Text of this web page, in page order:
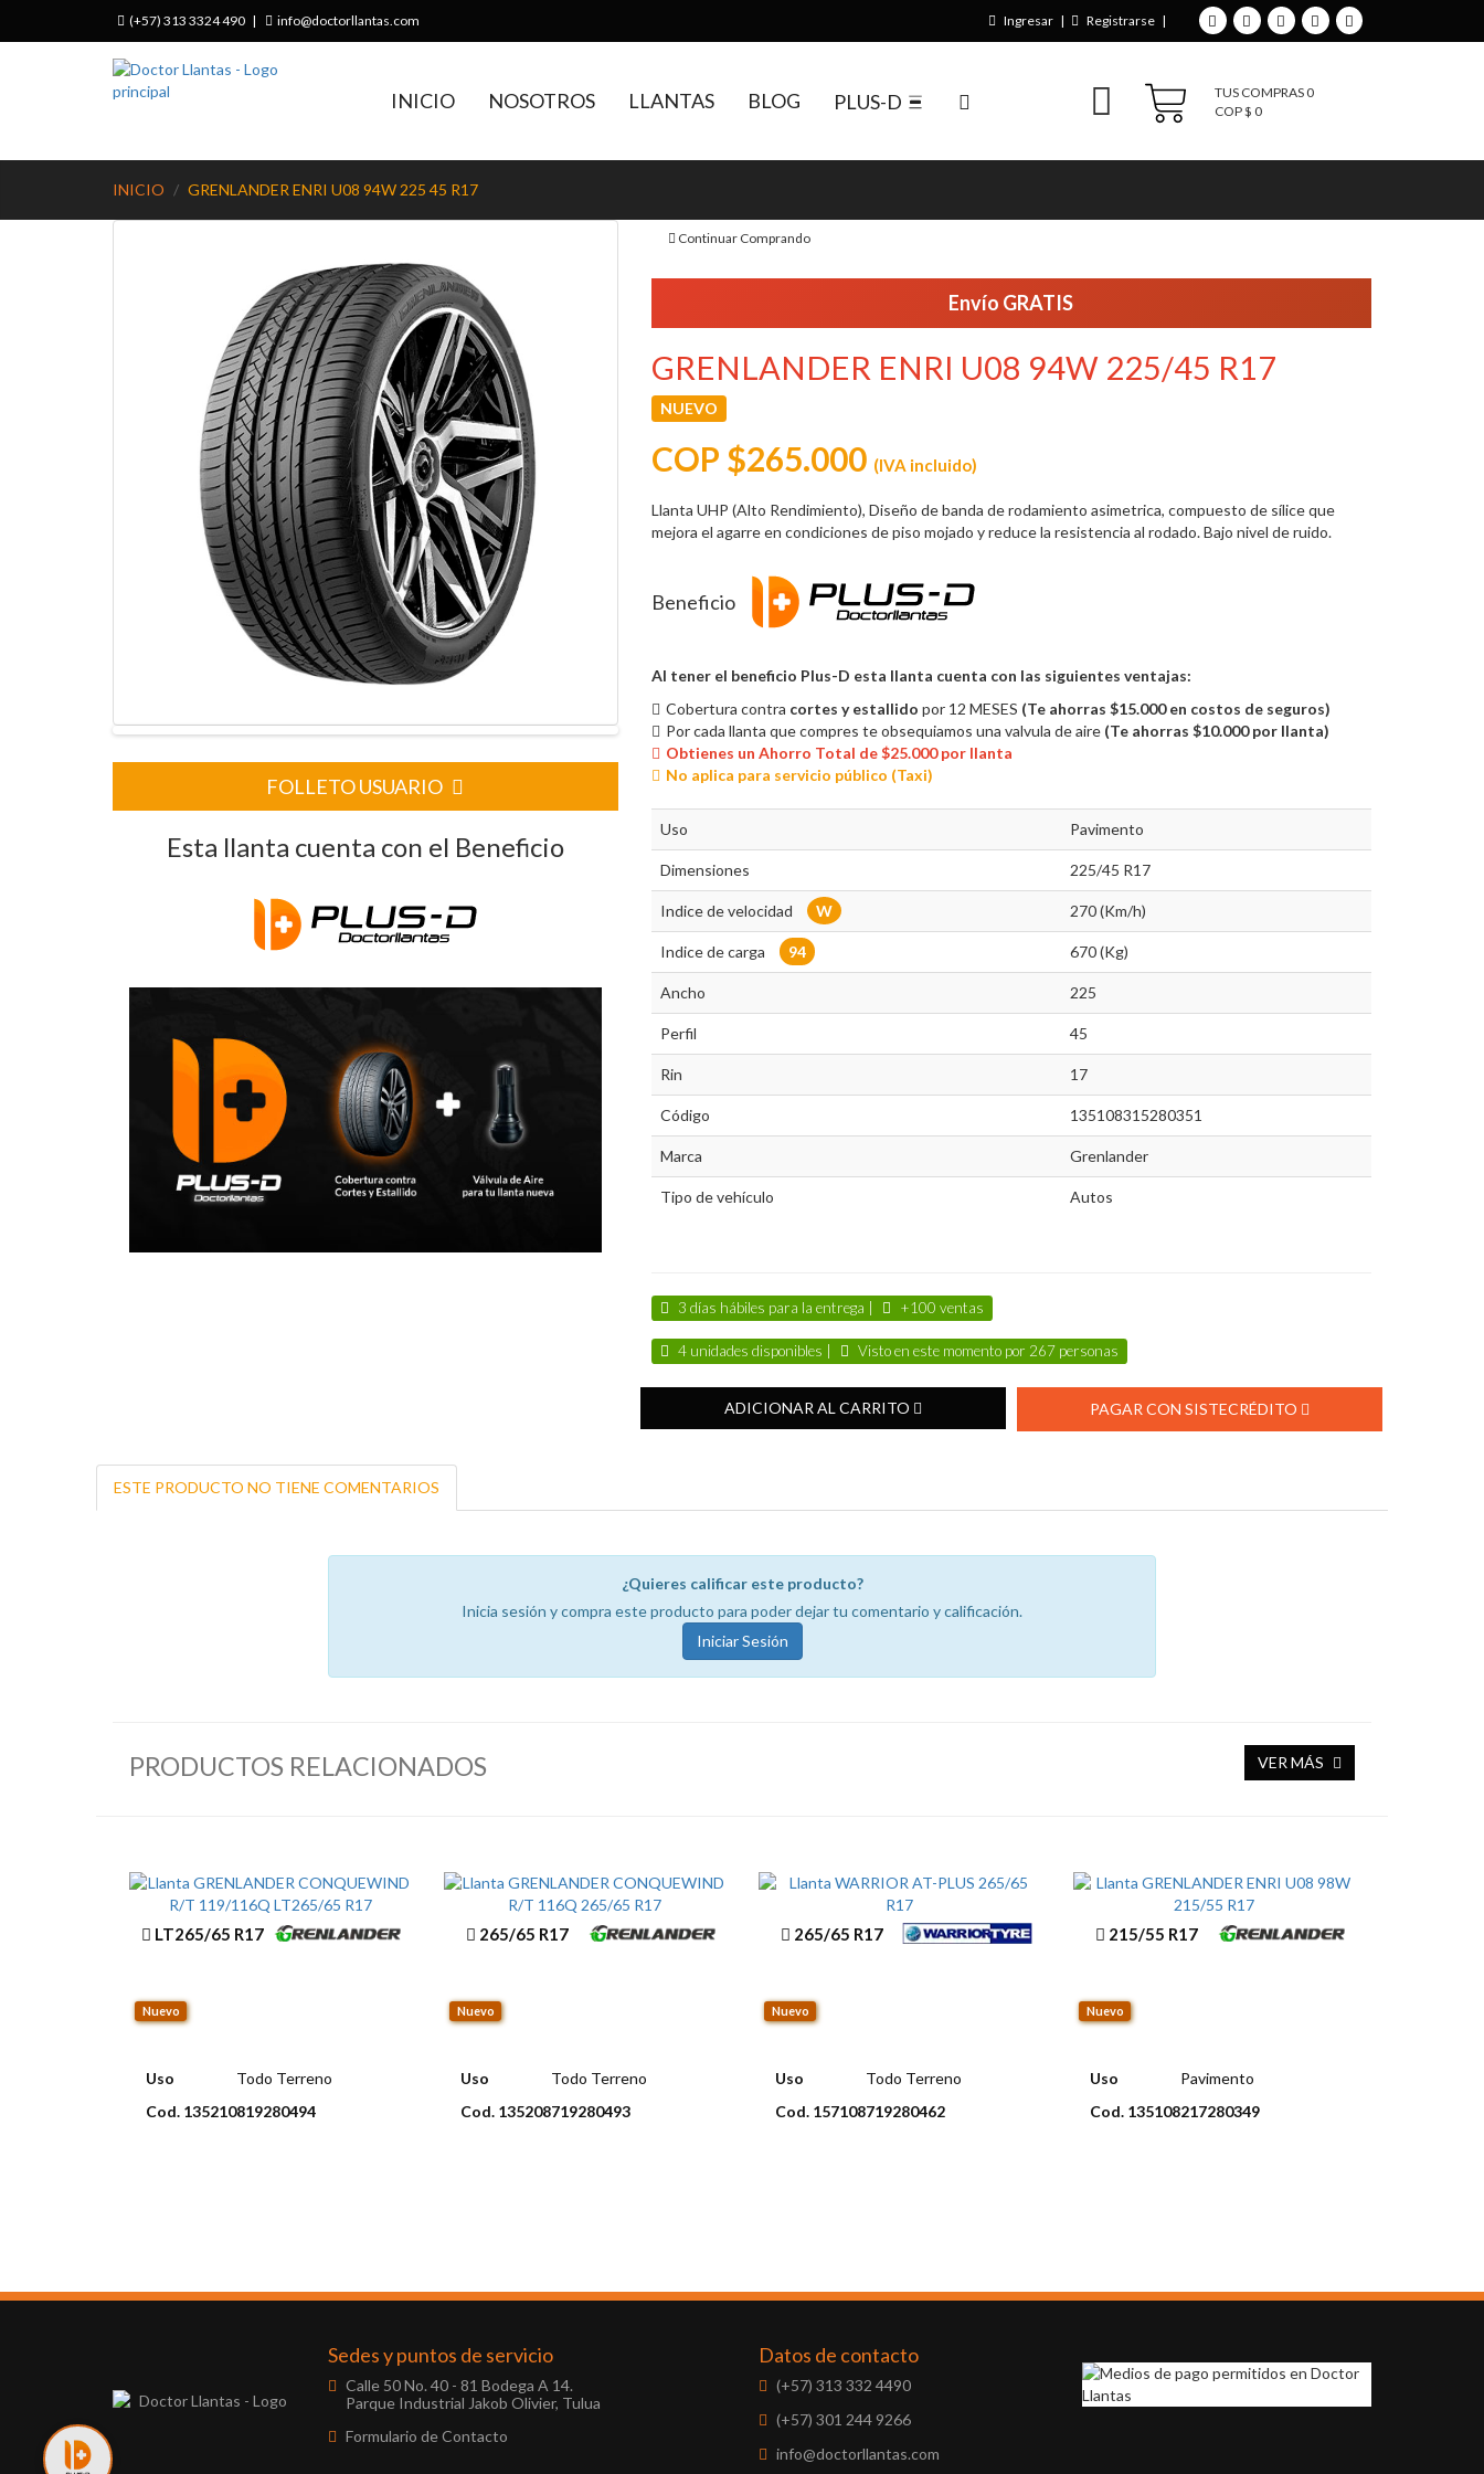
(+57) 313 3324 490 | info@doctorllantas.com Ingresar | Registrarse |
INICIO NOSOTROS LLANTAS BLOG PLUS-D TUS COMPRAS 0
COP $ 0
INICIO GRENLANDER ENRI U08 94W 225 45 R17
FOLLETO USUARIO
Esta llanta cuenta con el Beneficio
Continuar Comprando
Envío GRATIS
GRENLANDER ENRI U08 94W 225/45 R17
NUEVO
COP $265.000 (IVA incluido)
Llanta UHP (Alto Rendimiento), Diseño de banda de rodamiento asimetrica, compuesto de sílice que
mejora el agarre en condiciones de piso mojado y reduce la resistencia al rodado. Bajo nivel de ruido.
Beneficio
Al tener el beneficio Plus-D esta llanta cuenta con las siguientes ventajas:
Cobertura contra cortes y estallido por 12 MESES (Te ahorras $15.000 en costos de seguros)
Por cada llanta que compres te obsequiamos una valvula de aire (Te ahorras $10.000 por llanta)
Obtienes un Ahorro Total de $25.000 por llanta
No aplica para servicio público (Taxi)
Uso Pavimento
Dimensiones 225/45 R17
Indice de velocidad W 270 (Km/h)
Indice de carga 94 670 (Kg)
Ancho 225
Perfil 45
Rin 17
Código 135108315280351
Marca Grenlander
Tipo de vehículo Autos
3 días hábiles para la entrega | +100 ventas
4 unidades disponibles | Visto en este momento por 267 personas
ADICIONAR AL CARRITO PAGAR CON SISTECRÉDITO
ESTE PRODUCTO NO TIENE COMENTARIOS
¿Quieres calificar este producto?
Inicia sesión y compra este producto para poder dejar tu comentario y calificación.
Iniciar Sesión
PRODUCTOS RELACIONADOS VER MÁS
LT265/65 R17
Nuevo
Uso
Todo Terreno
Cod. 135210819280494
265/65 R17
Nuevo
Uso
Todo Terreno
Cod. 135208719280493
265/65 R17
Nuevo
Uso
Todo Terreno
Cod. 157108719280462
215/55 R17
Nuevo
Uso
Pavimento
Cod. 135108217280349
Sedes y puntos de servicio
Calle 50 No. 40 - 81 Bodega A 14.
Parque Industrial Jakob Olivier, Tulua
Formulario de Contacto
Datos de contacto
(+57) 313 332 4490
(+57) 301 244 9266
info@doctorllantas.com